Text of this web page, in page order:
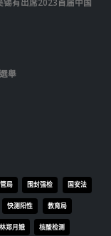
舉
管局 围封强检
快测阳性 教育局